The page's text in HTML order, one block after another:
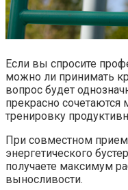
Если вы спросите
можно ли принимать
вопрос будет
прекрасно
тренировку
При совместном
энергетического
получаете максимум
выносливости.